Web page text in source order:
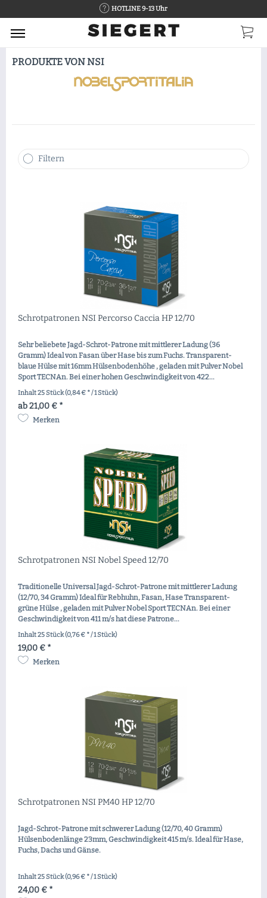
HOTLINE 9-13 Uhr
PRODUKTE VON NSI
Filtern
Schrotpatronen NSI Percorso Caccia HP 12/70
Sehr beliebete Jagd-Schrot-Patrone mit mittlerer Ladung (36
Gramm) Ideal von Fasan über Hase bis zum Fuchs. Transparent-
blaue Hülse mit 16mm Hülsenbodenhöhe , geladen mit Pulver Nobel
Sport TECNAn. Bei einer hohen Geschwindigkeit von 422...
Inhalt25 Stück(0,84 € * / 1 Stück)
ab 21,00 € *
Merken
Schrotpatronen NSI Nobel Speed 12/70
Traditionelle Universal Jagd-Schrot-Patrone mit mittlerer Ladung
(12/70, 34 Gramm) Ideal für Rebhuhn, Fasan, Hase Transparent-
grüne Hülse , geladen mit Pulver Nobel Sport TECNAn. Bei einer
Geschwindigkeit von 411 m/s hat diese Patrone...
Inhalt25 Stück(0,76 € * / 1 Stück)
19,00 € *
Merken
Schrotpatronen NSI PM40 HP 12/70
Jagd-Schrot-Patrone mit schwerer Ladung (12/70, 40 Gramm)
Hülsenbodenlänge 23mm, Geschwindigkeit 415 m/s. Ideal für Hase,
Fuchs, Dachs und Gänse.
Inhalt25 Stück(0,96 € * / 1 Stück)
24,00 € *